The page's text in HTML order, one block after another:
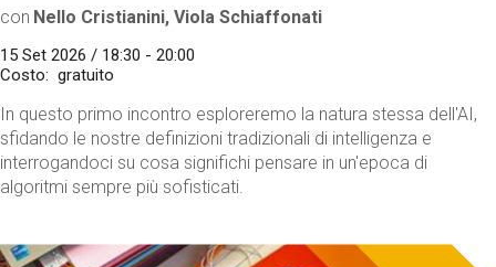
con Nello Cristianini, Viola Schiaffonati
15 Set 2026 / 18:30 - 20:00
Costo
gratuito
In questo primo incontro esploreremo la natura stessa dell'AI,
sfidando le nostre definizioni tradizionali di intelligenza e
interrogandoci su cosa significhi pensare in un'epoca di
algoritmi sempre più sofisticati.